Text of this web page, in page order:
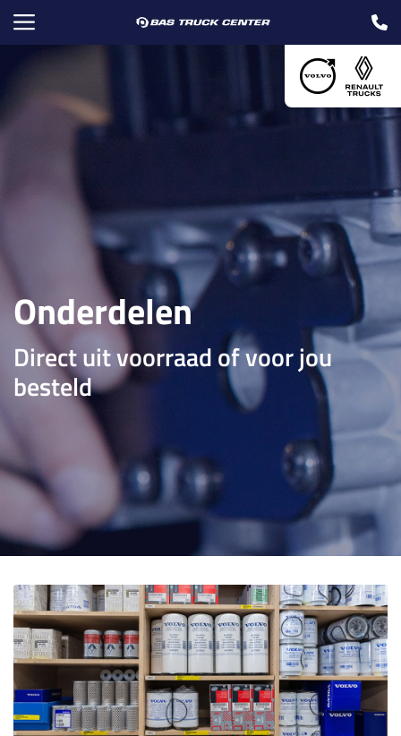
Onderdelen
Direct uit voorraad of voor jou
besteld